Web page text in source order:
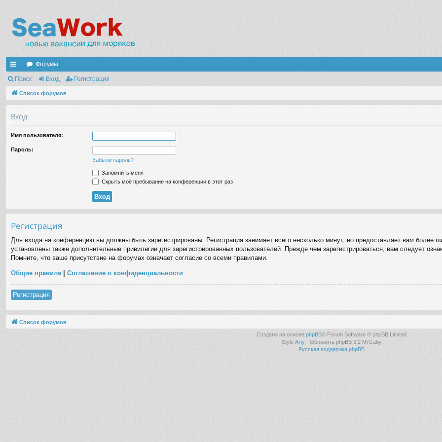
с
ы
Форумы
Поиск Вход Регистрация
Список форумов
Вход
Имя пользователя:
Пароль:
Забыли пароль?
Запомнить меня
Скрыть моё пребывание на конференции в этот раз
Регистрация
Для входа на конференцию вы должны быть зарегистрированы. Регистрация занимает всего несколько минут, но предоставляет вам более
установлены также дополнительные привилегии для зарегистрированных пользователей. Прежде чем зарегистрироваться, вам следует
Помните, что ваше присутствие на форумах означает согласие со всеми правилами.
Общие правила | Соглашение о конфиденциальности
Регистрация
Список форумов
Создано на основе phpBB® Forum Software © phpBB Limited
Style Arty- Обновить phpBB 3.2 MrGaby
Русская поддержка phpBB